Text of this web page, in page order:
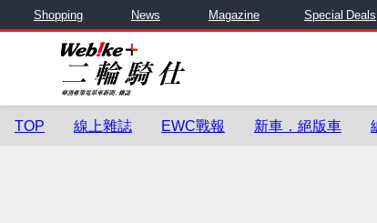
Shopping News Magazine Special Deals
TOP 線上雜誌 EWC戰報 新車．絕版車